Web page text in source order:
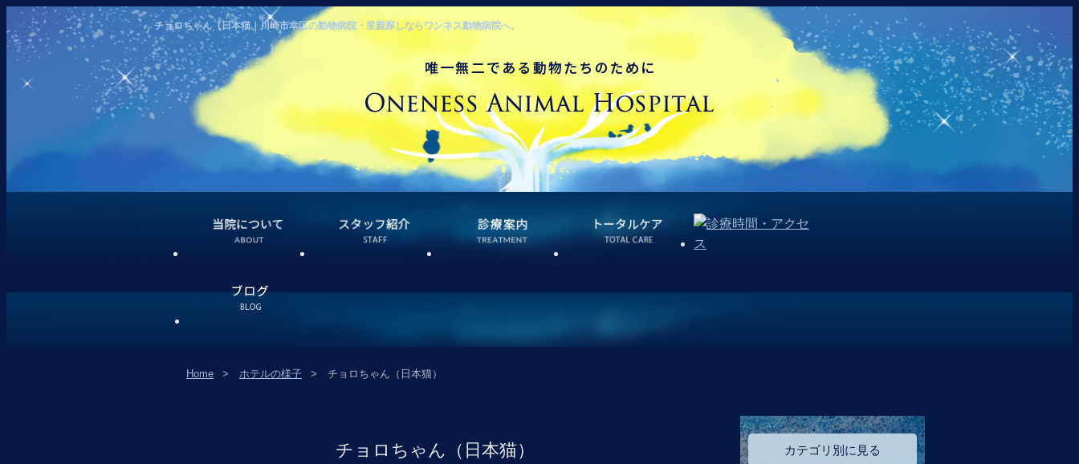
チョロちゃん（日本猫｜川崎市幸区の動物病院・里親探しならワンネス動物病院へ。
Home ホテルの様子 チョロちゃん（日本猫）
チョロちゃん（日本猫） カテゴリ別に見る